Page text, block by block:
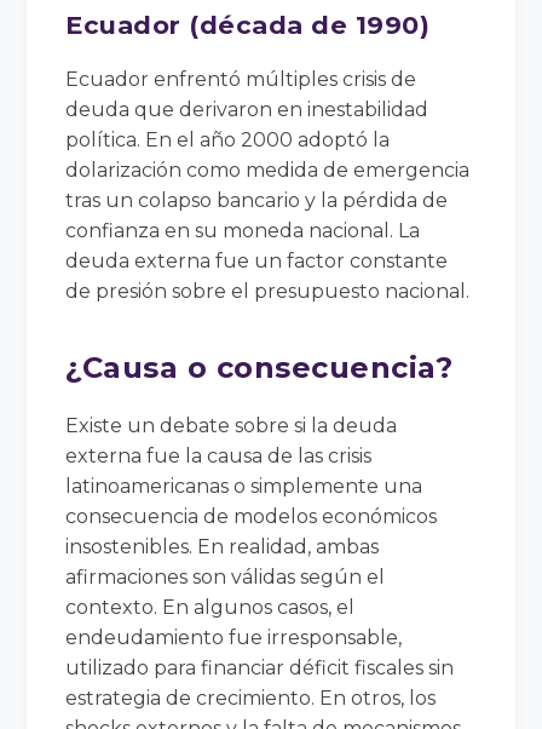
Ecuador (década de 1990)
Ecuador enfrentó múltiples crisis de
deuda que derivaron en inestabilidad
política. En el año 2000 adoptó la
dolarización como medida de emergencia
tras un colapso bancario y la pérdida de
confianza en su moneda nacional. La
deuda externa fue un factor constante
de presión sobre el presupuesto nacional.
¿Causa o consecuencia?
Existe un debate sobre si la deuda
externa fue la causa de las crisis
latinoamericanas o simplemente una
consecuencia de modelos económicos
insostenibles. En realidad, ambas
afirmaciones son válidas según el
contexto. En algunos casos, el
endeudamiento fue irresponsable,
utilizado para financiar déficit fiscales sin
estrategia de crecimiento. En otros, los